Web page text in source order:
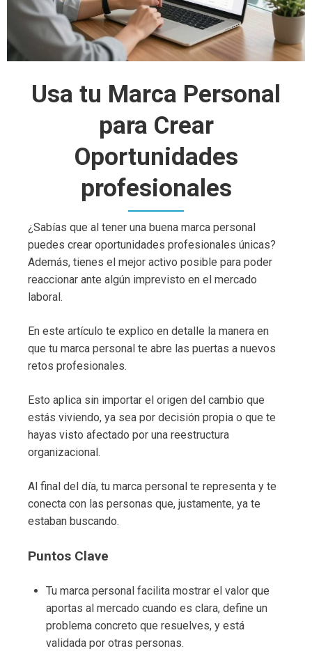
Usa tu Marca Personal
para Crear
Oportunidades
profesionales
¿Sabías que al tener una buena marca personal
puedes crear oportunidades profesionales únicas?
Además, tienes el mejor activo posible para poder
reaccionar ante algún imprevisto en el mercado
laboral.
En este artículo te explico en detalle la manera en
que tu marca personal te abre las puertas a nuevos
retos profesionales.
Esto aplica sin importar el origen del cambio que
estás viviendo, ya sea por decisión propia o que te
hayas visto afectado por una reestructura
organizacional.
Al final del día, tu marca personal te representa y te
conecta con las personas que, justamente, ya te
estaban buscando.
Puntos Clave
Tu marca personal facilita mostrar el valor que
aportas al mercado cuando es clara, define un
problema concreto que resuelves, y está
validada por otras personas.